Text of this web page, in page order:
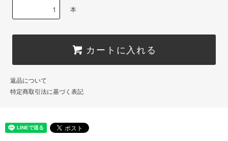
本
カートに入れる
返品について
特定商取引法に基づく表記